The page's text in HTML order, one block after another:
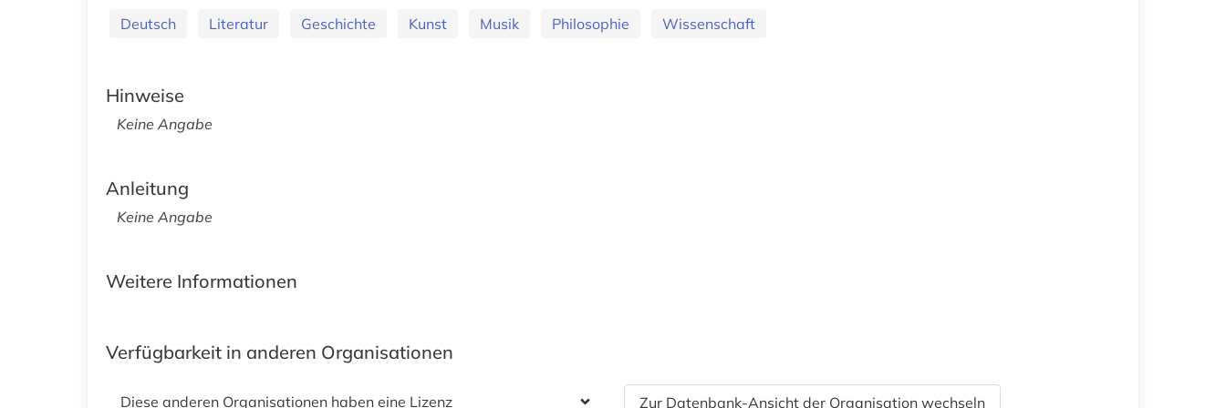
Deutsch Literatur Geschichte Kunst Musik Philosophie Wissenschaft
Hinweise
Keine Angabe
Anleitung
Keine Angabe
Weitere Informationen
Verfügbarkeit in anderen Organisationen
Diese anderen Organisationen haben eine Lizenz Zur Datenbank-Ansicht der Organisation wechseln